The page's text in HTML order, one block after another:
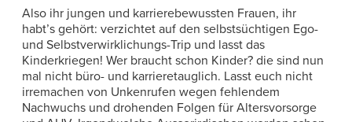
Also ihr jungen und karrierebewussten Frauen, ihr
habt’s gehört: verzichtet auf den selbstsüchtigen Ego-
und Selbstverwirklichungs-Trip und lasst das
Kinderkriegen! Wer braucht schon Kinder? die sind nun
mal nicht büro- und karrieretauglich. Lasst euch nicht
irremachen von Unkenrufen wegen fehlendem
Nachwuchs und drohenden Folgen für Altersvorsorge